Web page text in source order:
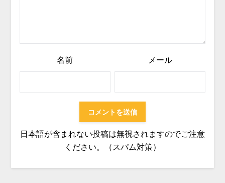
名前 メール
日本語が含まれない投稿は無視されますのでご注意
ください。（スパム対策）